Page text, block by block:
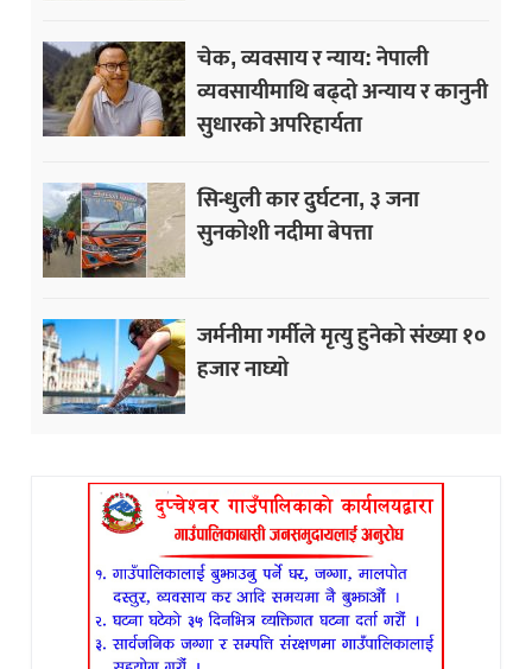
चेक, व्यवसाय र न्याय: नेपाली
व्यवसायीमाथि बढ्दो अन्याय र कानुनी
सुधारको अपरिहार्यता
सिन्धुली कार दुर्घटना, ३ जना
सुनकोशी नदीमा बेपत्ता
जर्मनीमा गर्मीले मृत्यु हुनेको संख्या १०
हजार नाघ्यो